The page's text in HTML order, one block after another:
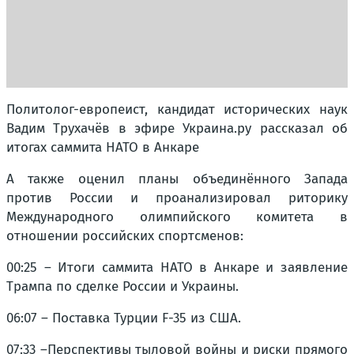
Политолог-европеист, кандидат исторических наук
Вадим Трухачёв в эфире Украина.ру рассказал об
итогах саммита НАТО в Анкаре
А также оценил планы объединённого Запада
против России и проанализировал риторику
Международного олимпийского комитета в
отношении российских спортсменов:
00:25 – Итоги саммита НАТО в Анкаре и заявление
Трампа по сделке России и Украины.
06:07 – Поставка Турции F-35 из США.
07:33 –Перспективы тыловой войны и риски прямого